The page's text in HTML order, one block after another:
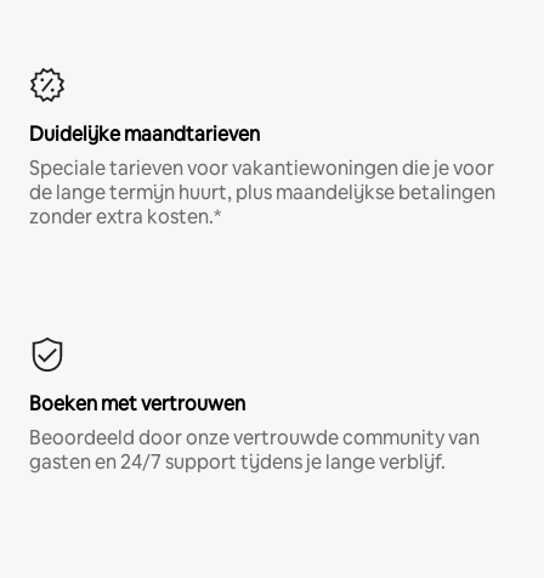
Duidelijke maandtarieven
Speciale tarieven voor vakantiewoningen die je voor
de lange termijn huurt, plus maandelijkse betalingen
zonder extra kosten.*
Boeken met vertrouwen
Beoordeeld door onze vertrouwde community van
gasten en 24/7 support tijdens je lange verblijf.